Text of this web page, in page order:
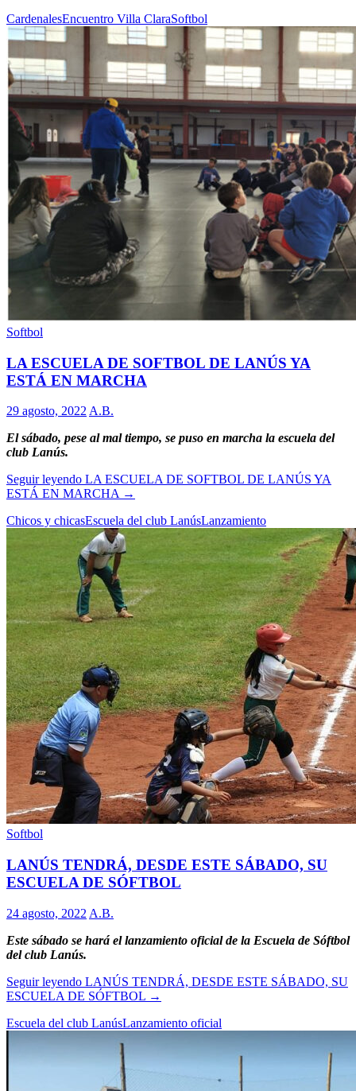
CardenalesEncuentro Villa ClaraSoftbol
Softbol
LA ESCUELA DE SOFTBOL DE LANÚS YA
ESTÁ EN MARCHA
29 agosto, 2022A.B.
El sábado, pese al mal tiempo, se puso en marcha la escuela del
club Lanús.
Seguir leyendo LA ESCUELA DE SOFTBOL DE LANÚS YA
ESTÁ EN MARCHA →
Chicos y chicasEscuela del club LanúsLanzamiento
Softbol
LANÚS TENDRÁ, DESDE ESTE SÁBADO, SU
ESCUELA DE SÓFTBOL
24 agosto, 2022 A.B.
Este sábado se hará el lanzamiento oficial de la Escuela de Sóftbol
del club Lanús.
Seguir leyendo LANÚS TENDRÁ, DESDE ESTE SÁBADO, SU
ESCUELA DE SÓFTBOL →
Escuela del club LanúsLanzamiento oficial